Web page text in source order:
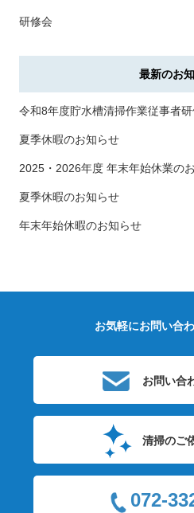
研修会
最新のお
令和8年度貯水槽清掃作業従事者
夏季休暇のお知らせ
2025・2026年度 年末年始休業の
夏季休暇のお知らせ
年末年始休暇のお知らせ
お気軽にお問い合
お問い合
清掃のご
072-